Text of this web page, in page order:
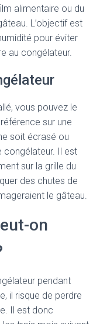
alimentaire ou du
L’objectif est
pour éviter
au congélateur.
vous pouvez le
sur une
soit écrasé ou
congélateur. Il est
sur la grille du
des chutes de
le gâteau.
on
pendant
il risque de perdre
Il est donc